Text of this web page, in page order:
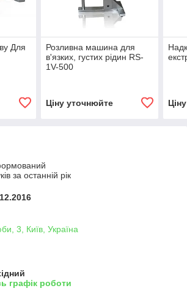
Для
Розливна машина для
в'язких, густих рідин RS-
1V-500
Ціну уточнюйте
за останній рік
3, Київ, Україна
графік роботи